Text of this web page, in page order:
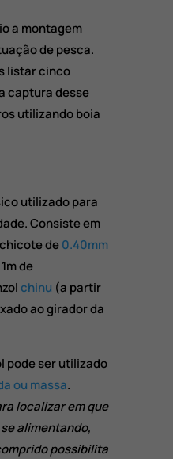
a montagem
de pesca.
listar cinco
captura desse
utilizando boia
utilizado para
Consiste em
de0.40mm
de
chinu (a partir
ao girador da
pode ser utilizado
ou massa.
localizar em que
alimentando,
possibilita